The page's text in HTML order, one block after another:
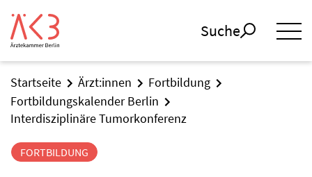
Suche
Startseite Ärzt:innen
Fortbildung
Fortbildungskalender Berlin
Interdisziplinäre Tumorkonferenz
FORTBILDUNG